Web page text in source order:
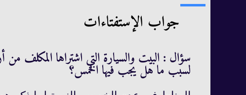
جواب الإستفتاءات
سؤال : البيت والسيارة التي اشتراها المكلف من
لسبب ما هل يجب فيها الخمس؟